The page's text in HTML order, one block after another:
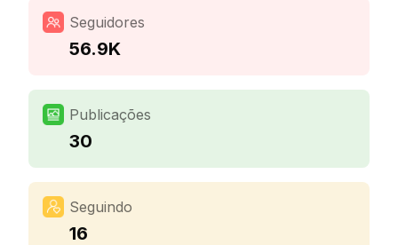
Seguidores
56.9K
Publicações
30
Seguindo
16